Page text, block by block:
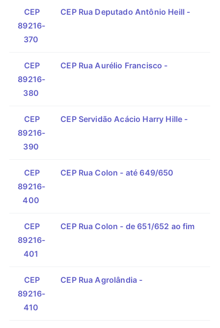
CEP
89216-
370
CEP Rua Deputado Antônio Heill -
CEP
89216-
380
CEP Rua Aurélio Francisco -
CEP
89216-
390
CEP Servidão Acácio Harry Hille -
CEP
89216-
400
CEP Rua Colon - até 649/650
CEP
89216-
401
CEP Rua Colon - de 651/652 ao fim
CEP
89216-
410
CEP Rua Agrolândia -